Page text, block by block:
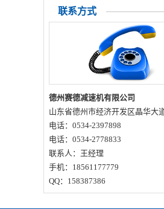
化保养方案有哪些？
联系方式
德州赛德减速机有限公司
山东省德州市经济开发区晶华大
电话：0534-2397898
电话：0534-2778833
联系人：王经理
手机：18561177779
QQ：158387386